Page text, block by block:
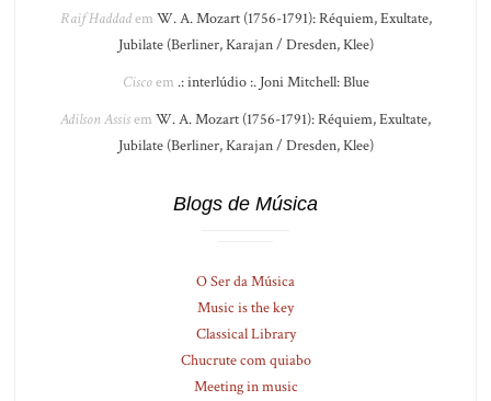
Raif Haddadem W. A. Mozart (1756-1791): Réquiem, Exultate,
Jubilate (Berliner, Karajan / Dresden, Klee)
Ciscoem .: interlúdio :. Joni Mitchell: Blue
Adilson Assisem W. A. Mozart (1756-1791): Réquiem, Exultate,
Jubilate (Berliner, Karajan / Dresden, Klee)
Blogs de Música
O Ser da Música
Music is the key
Classical Library
Chucrute com quiabo
Meeting in music